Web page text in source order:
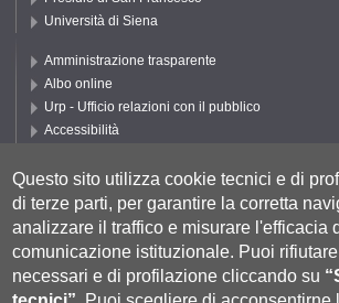
Università di Siena
Amministrazione trasparente
Albo online
Urp - Ufficio relazioni con il pubblico
Accessibilità
Cookie settings
Segui DEPS
Questo sito utilizza cookie tecnici e di
di terze parti, per garantire la corretta
analizzare il traffico e misurare l'efficacia
comunicazione istituzionale. Puoi
necessari e di profilazione cliccando su